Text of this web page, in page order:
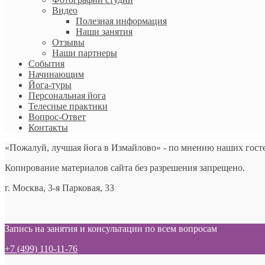
Видео
Полезная информация
Наши занятия
Отзывы
Наши партнеры
События
Начинающим
Йога-туры
Персональная йога
Телесные практики
Вопрос-Ответ
Контакты
«Пожалуй, лучшая йога в Измайлово» - по мнению наших
Копирование материалов сайта без разрешения запрещено.
г. Москва, 3-я Парковая, 33
Запись на занятия и консультации по всем вопросам
+7 (499) 110-11-76